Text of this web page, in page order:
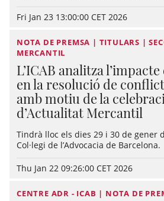
Fri Jan 23 13:00:00 CET 2026
NOTA DE PREMSA | TITULARS |
MERCANTIL
L’ICAB analitza l’impacte
en la resolució de
amb motiu de la
d’Actualitat Mercantil
Tindrà lloc els dies 29 i 30 de gener
Col·legi de l’Advocacia de Barcelona.
Thu Jan 22 09:26:00 CET 2026
CENTRE ADR - ICAB | NOTA DE